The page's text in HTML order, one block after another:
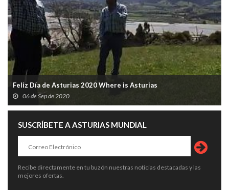
Feliz Día de Asturias 2020 Where is Asturias
06 de Sep de 2020
SUSCRÍBETE A ASTURIAS MUNDIAL
Recibe directamente en tu buzón nuestras noticias destacadas y las
mejores ofertas.